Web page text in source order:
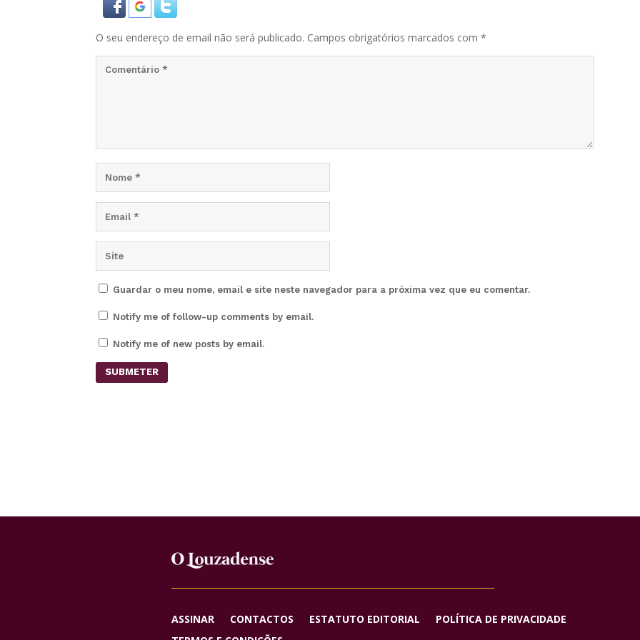
O seu endereço de email não será publicado. Campos obrigatórios marcados com*
Guardar o meu nome, email e site neste navegador para a próxima vez que eu comentar.
Notify me of follow-up comments by email.
Notify me of new posts by email.
SUBMETER
ASSINAR CONTACTOS ESTATUTO EDITORIAL
POLÍTICA DE PRIVACIDADE